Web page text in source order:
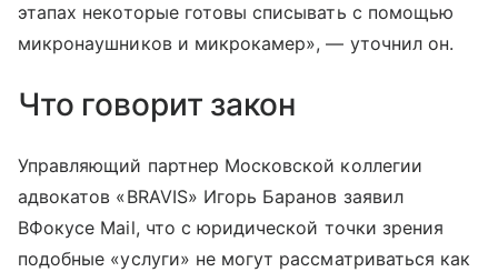
этапах некоторые готовы списывать с помощью
микронаушников и микрокамер», — уточнил он.
Что говорит закон
Управляющий партнер Московской коллегии
адвокатов «BRAVIS» Игорь Баранов заявил
ВФокусе Mail, что с юридической точки зрения
подобные «услуги» не могут рассматриваться как